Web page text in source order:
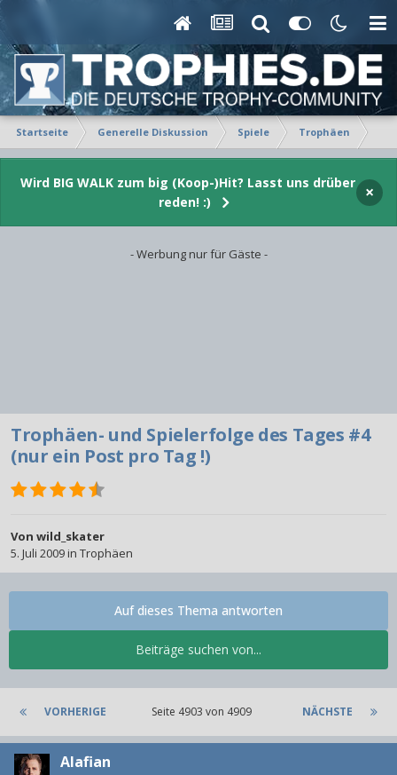
Startseite Generelle Diskussion Spiele Trophäen
Wird BIG WALK zum big (Koop-)Hit? Lasst uns drüber
reden! :)
×
- Werbung nur für Gäste -
Trophäen- und Spielerfolge des Tages #4
(nur ein Post pro Tag !)
Von wild_skater
5. Juli 2009in Trophäen
Beiträge suchen von...
Auf dieses Thema antworten
VORHERIGE NÄCHSTE
Seite 4903 von 4909
Alafian